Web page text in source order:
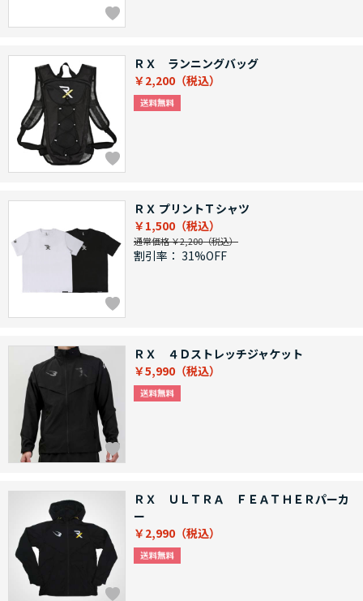
ＲＸ ランニングバッグ
￥2,200
ＲＸ プリントＴシャツ
￥1,500
通常価格 ￥2,200
割引率： 31%OFF
ＲＸ ４Ｄストレッチジャケット
￥5,990
ＲＸ ＵＬＴＲＡ ＦＥＡＴＨＥＲパーカ
ー
￥2,990